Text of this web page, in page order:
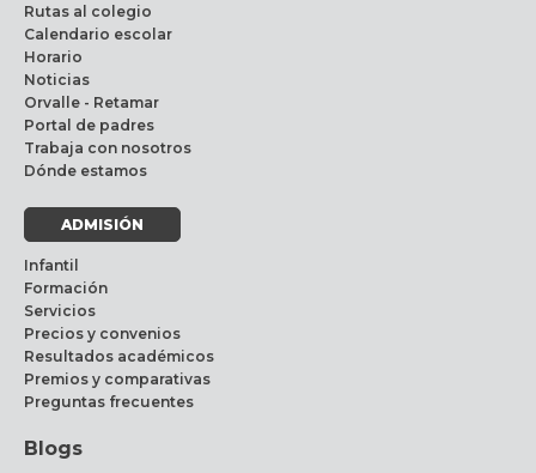
Rutas al colegio
Calendario escolar
Horario
Noticias
Orvalle - Retamar
Portal de padres
Trabaja con nosotros
Dónde estamos
ADMISIÓN
Infantil
Formación
Servicios
Precios y convenios
Resultados académicos
Premios y comparativas
Preguntas frecuentes
Blogs